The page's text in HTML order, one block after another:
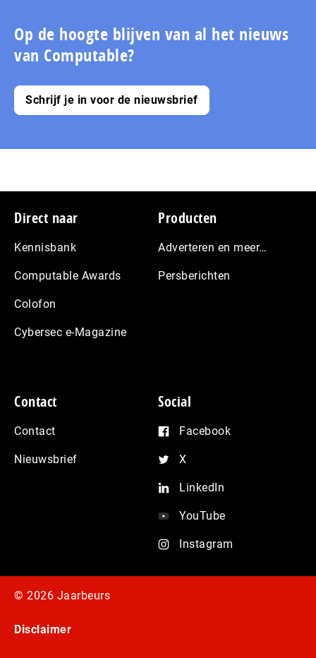
pagina
Op de hoogte blijven van al het nieuws
van Computable?
Schrijf je in voor de nieuwsbrief
Footer
Direct naar
Kennisbank
Computable Awards
Colofon
Cybersec e-Magazine
Producten
Adverteren en meer…
Persberichten
Contact
Contact
Nieuwsbrief
Social
Facebook
X
LinkedIn
YouTube
Instagram
© 2026 Jaarbeurs
Disclaimer